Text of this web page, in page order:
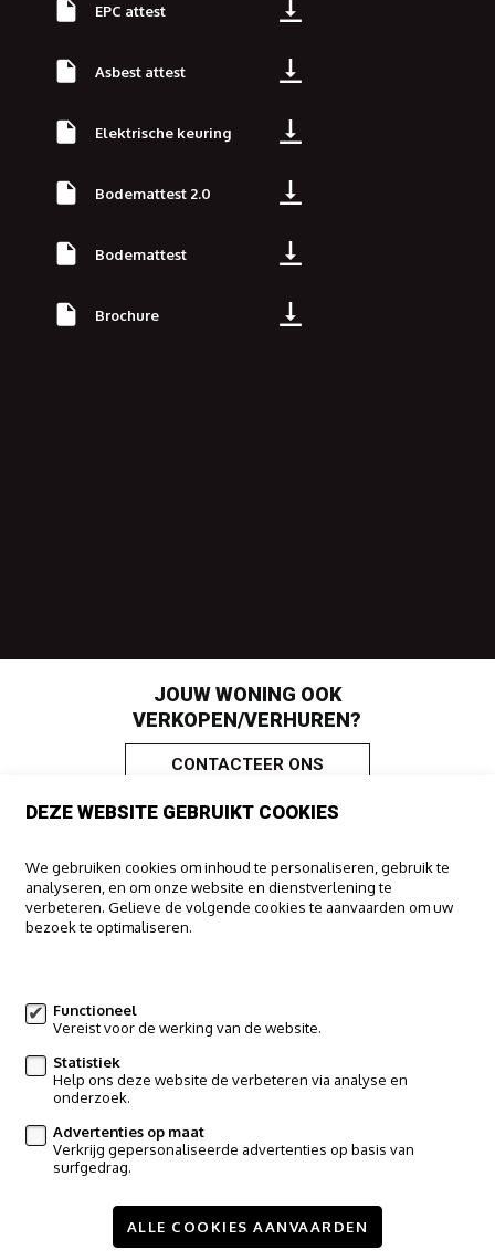
EPC attest
Asbest attest
Elektrische keuring
Bodemattest 2.0
Bodemattest
Brochure
JOUW WONING OOK
VERKOPEN/VERHUREN?
CONTACTEER ONS
IMMOO
Haachtsesteenweg 322
1910 Kampenhout
Volg ons op:
Te koop Te huur
Wijzig cookie voorkeuren
DEZE WEBSITE GEBRUIKT COOKIES
We gebruiken cookies om inhoud te personaliseren, gebruik te
analyseren, en om onze website en dienstverlening te
verbeteren. Gelieve de volgende cookies te aanvaarden om uw
bezoek te optimaliseren.
Functioneel
Vereist voor de werking van de website.
Statistiek
Help ons deze website de verbeteren via analyse en
onderzoek.
Advertenties op maat
Verkrijg gepersonaliseerde advertenties op basis van
surfgedrag.
ALLE COOKIES AANVAARDEN